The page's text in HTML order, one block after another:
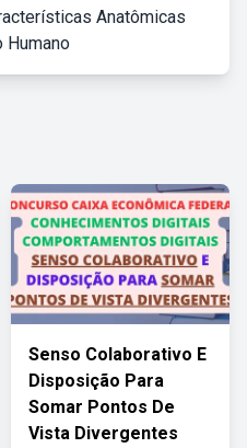
Anatômicas
Humano
Senso Colaborativo E
Disposição Para
Somar Pontos De
Vista Divergentes